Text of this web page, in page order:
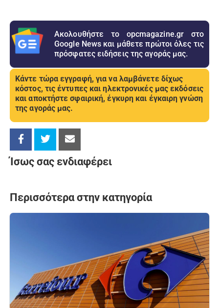
Ακολουθήστε το opcmagazine.gr στο
Google News και μάθετε πρώτοι όλες τις
πρόσφατες ειδήσεις της αγοράς μας.
Κάντε τώρα εγγραφή, για να λαμβάνετε δίχως
κόστος, τις έντυπες και ηλεκτρονικές μας εκδόσεις
και αποκτήστε σφαιρική, έγκυρη και έγκαιρη γνώση
της αγοράς μας.
Ίσως σας ενδιαφέρει
Περισσότερα στην κατηγορία